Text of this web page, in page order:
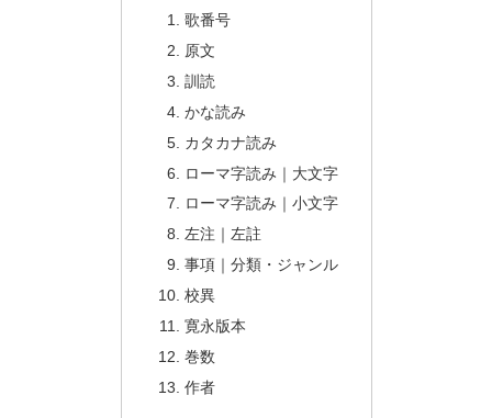
歌番号
原文
訓読
かな読み
カタカナ読み
ローマ字読み｜大文字
ローマ字読み｜小文字
左注｜左註
事項｜分類・ジャンル
校異
寛永版本
巻数
作者